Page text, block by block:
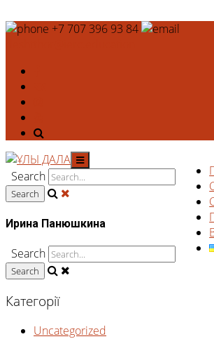
+7 707 396 93 84
Search
Ирина Панюшкина
Search
Категорії
Uncategorized